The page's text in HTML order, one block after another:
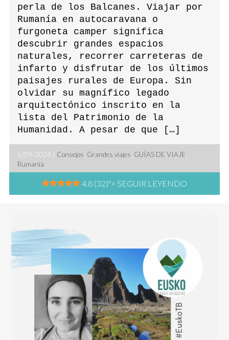
perla de los Balcanes. Viajar por
Rumanía en autocaravana o
furgoneta camper significa
descubrir grandes espacios
naturales, recorrer carreteras de
infarto y disfrutar de los últimos
paisajes rurales de Europa. Sin
olvidar su magnífico legado
arquitectónico inscrito en la
lista del Patrimonio de la
Humanidad. A pesar de que […]
5/09/2024 | Consejos Grandes viajes GUÍAS DE VIAJE
Rumanía
4.8 (32)"> SEGUIR LEYENDO